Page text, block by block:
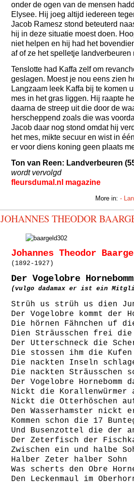
onder de ogen van de mensen
Elysee. Hij joeg altijd iedereen
Jacob Ramesz stond beteuterd
hij in deze situatie moest doen.
niet helpen en hij had het
af of ze het spelletje
Tenslotte had Kaffa zelf om
geslagen. Moest je nou eens zien
Langzaam leek Kaffa bij te komen
mes in het gras liggen. Hij raapte
daarna de streep uit die door de
herscheppend zoals die was
Jacob daar nog stond omdat hij
het mes, mikte secuur en wist in
er voor diens koning geen plaats
Ton van Reen: Landverbeuren
wordt vervolgd
fleursdumal.nl magazine
More in: -
JOHANNES THEODOR
Johannes Theodor
(1892-1927)
Der Vogelobre Hornebomm
(vulgo dadamax er ist ein
Strüh us strüh us dien
Der Vogelobre kommt der
Die hörnen Fähnchen uf
Dien Sträusschen frei die
Der Utterschneck die
Die stossen ihm die
Die nackten Inseln
Die nackten Sträusschen
Der Vogelobre
Nickt die Korallenwürmer
Nickt die Otterhöschen
Den Wasserhamster nickt
Kommen schon die 17
Und Busenzottel die der
Der Zeterfisch der
Zwischen ein und halbe
Halber Zeter halber Sohn
Was scherts den Obre
Den Leckenmaul im